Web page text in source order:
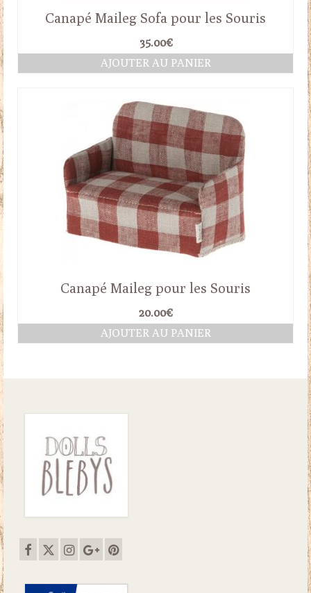
Canapé Maileg Sofa pour les Souris
35.00€
AJOUTER AU PANIER
Canapé Maileg pour les Souris
20.00€
AJOUTER AU PANIER